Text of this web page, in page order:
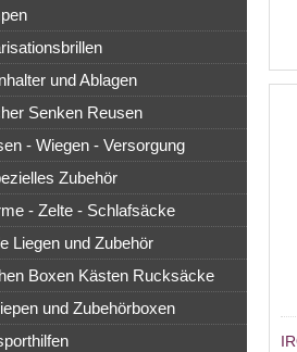
und Ablagen
Senken Reusen
- Wiegen - Versorgung
- Zelte - Schlafsäcke
Liegen und Zubehör
Boxen Kästen Rucksäcke
und Zubehörboxen